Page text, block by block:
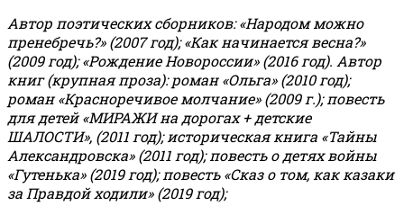
Автор поэтических сборников: «Народом можно
пренебречь?» (2007 год); «Как начинается весна?»
(2009 год); «Рождение Новороссии» (2016 год). Автор
книг (крупная проза): роман «Ольга» (2010 год);
роман «Красноречивое молчание» (2009 г.); повесть
для детей «МИРАЖИ на дорогах + детские
ШАЛОСТИ», (2011 год); историческая книга «Тайны
Александровска» (2011 год); повесть о детях войны
«Гутенька» (2019 год); повесть «Сказ о том, как казаки
за Правдой ходили» (2019 год);